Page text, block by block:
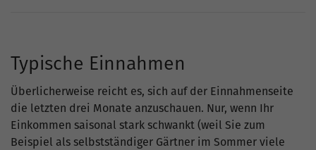
Typische Einnahmen
Überlicherweise reicht es, sich auf der Einnahmenseite
die letzten drei Monate anzuschauen. Nur, wenn Ihr
Einkommen saisonal stark schwankt (weil Sie zum
Beispiel als selbstständiger Gärtner im Sommer viele